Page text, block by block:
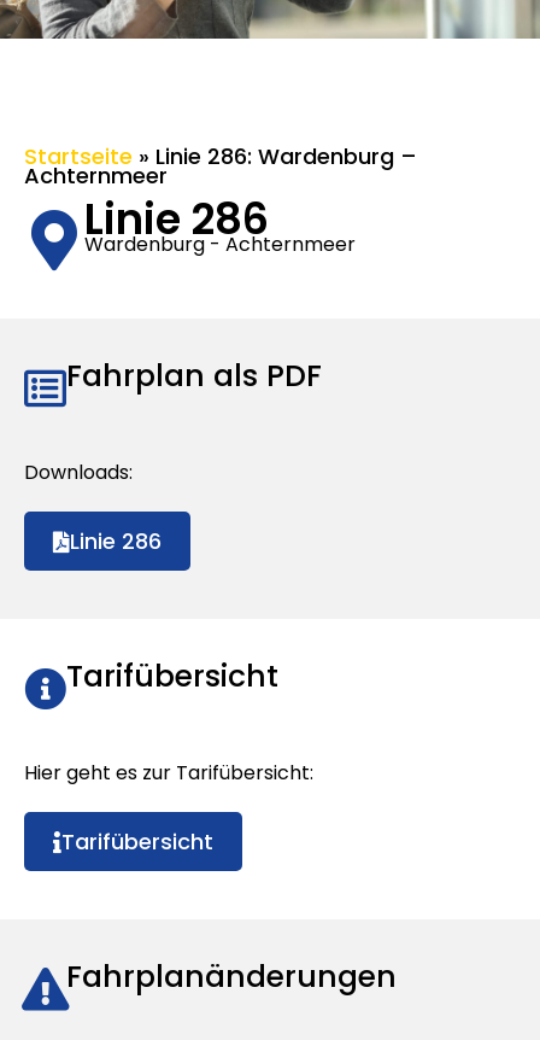
Startseite » Linie 286: Wardenburg –
Achternmeer
Linie 286
Wardenburg - Achternmeer
Fahrplan als PDF
Downloads:
Linie 286
Tarifübersicht
Hier geht es zur Tarifübersicht:
Tarifübersicht
Fahrplanänderungen